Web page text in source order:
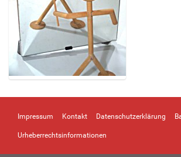
e
g
e
i
Impressum Kontakt Datenschutzerklärung
Urheberrechtsinformationen